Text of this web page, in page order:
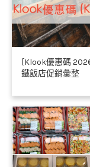
[Klook優惠碼
鐵飯店促銷彙整